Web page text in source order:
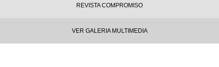
REVISTA COMPROMISO
VER GALERIA MULTIMEDIA